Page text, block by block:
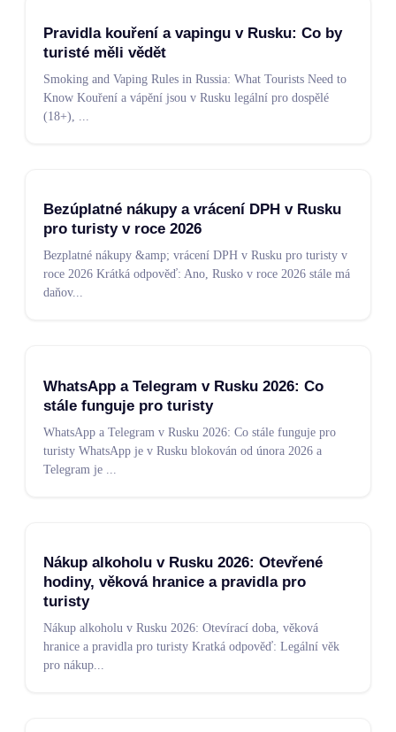
Pravidla kouření a vapingu v Rusku: Co by
turisté měli vědět
Smoking and Vaping Rules in Russia: What Tourists Need to
Know Kouření a vápění jsou v Rusku legální pro dospělé
(18+), ...
Bezúplatné nákupy a vrácení DPH v Rusku
pro turisty v roce 2026
Bezplatné nákupy &amp; vrácení DPH v Rusku pro turisty v
roce 2026 Krátká odpověď: Ano, Rusko v roce 2026 stále má
daňov...
WhatsApp a Telegram v Rusku 2026: Co
stále funguje pro turisty
WhatsApp a Telegram v Rusku 2026: Co stále funguje pro
turisty WhatsApp je v Rusku blokován od února 2026 a
Telegram je
Nákup alkoholu v Rusku 2026: Otevřené
hodiny, věková hranice a pravidla pro
turisty
Nákup alkoholu v Rusku 2026: Otevírací doba, věková
hranice a pravidla pro turisty Kratká odpověď: Legální věk
pro nákup